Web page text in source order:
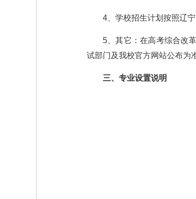
4、学校招生计划按照辽
5、其它：在高考综合改
试部门及我校官方网站公布为
三、专业设置说明